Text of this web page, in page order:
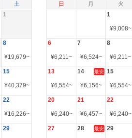
土 日 月 火
1
8
¥19,679~
15
¥40,379~
22
¥16,226~
29
1
¥9,008~
6
¥6,211~
7
¥6,524~
8
¥6,211~
13
¥6,554~
14 最安
¥6,156~
15
¥6,554~
20
¥6,240~
21
¥6,457~
22
¥6,240~
27 28 最安 29